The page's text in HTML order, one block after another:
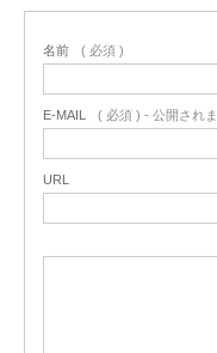
名前 ( 必須 )
E-MAIL ( 必須 ) - 公開され
URL